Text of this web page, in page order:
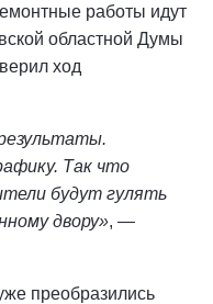
работы идут
областной Думы
ход
Так что
будут гулять
двору», —
преобразились